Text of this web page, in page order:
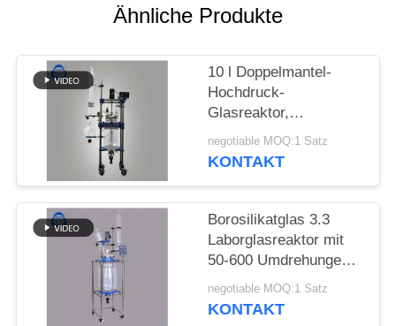
DATENSCHUTZRICHTLINIE
Ähnliche Produkte
10 l Doppelmantel-
Hochdruck-
Glasreaktor,
chemischer Reaktor,
halbautomatisch
negotiable MOQ:1 Satz
KONTAKT
Borosilikatglas 3.3
Laborglasreaktor mit
50-600 Umdrehungen
pro Minute und Vakuum
von 0,098 MPa für
negotiable MOQ:1 Satz
KONTAKT